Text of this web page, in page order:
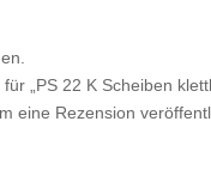
„PS 22 K Scheiben
eine Rezension